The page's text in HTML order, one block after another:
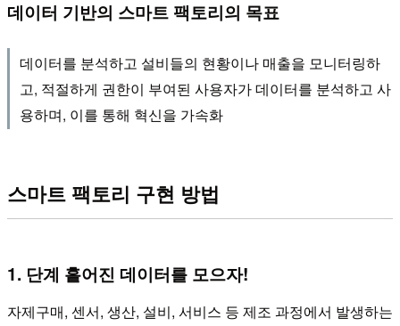
데이터 기반의 스마트 팩토리의 목표
데이터를 분석하고 설비들의 현황이나 매출을 모니터링하
고, 적절하게 권한이 부여된 사용자가 데이터를 분석하고 사
용하며, 이를 통해 혁신을 가속화
스마트 팩토리 구현 방법
1. 단계 흩어진 데이터를 모으자!
자제구매, 센서, 생산, 설비, 서비스 등 제조 과정에서 발생하는